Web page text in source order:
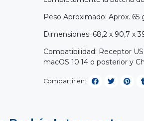
Peso Aproximado: Aprox.
Dimensiones: 68,2 x 90,7 x
Compatibilidad: Receptor
macOS 10.14 o posterior y
Compartir en: